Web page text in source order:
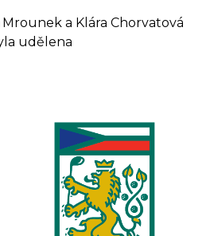
a Klára Chorvatová
udělena